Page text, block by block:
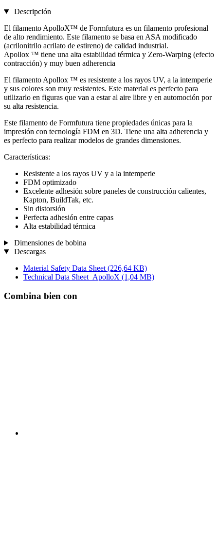
Descripción
El filamento ApolloX™ de Formfutura es un filamento profesional
de alto rendimiento. Este filamento se basa en ASA modificado
(acrilonitrilo acrilato de estireno) de calidad industrial.
Apollox ™ tiene una alta estabilidad térmica y Zero-Warping (efecto
contracción) y muy buen adherencia
El filamento Apollox ™ es resistente a los rayos UV, a la intemperie
y sus colores son muy resistentes. Este material es perfecto para
utilizarlo en figuras que van a estar al aire libre y en automoción por
su alta resistencia.
Este filamento de Formfutura tiene propiedades únicas para la
impresión con tecnología FDM en 3D. Tiene una alta adherencia y
es perfecto para realizar modelos de grandes dimensiones.
Características:
Resistente a los rayos UV y a la intemperie
FDM optimizado
Excelente adhesión sobre paneles de construcción calientes,
Kapton, BuildTak, etc.
Sin distorsión
Perfecta adhesión entre capas
Alta estabilidad térmica
Dimensiones de bobina
Descargas
Material Safety Data Sheet (226,64 KB)
Technical Data Sheet_ApolloX (1,04 MB)
Combina bien con